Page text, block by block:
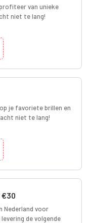
van unieke
niet te lang!
je favoriete brillen en
niet te lang!
Nederland voor
de volgende